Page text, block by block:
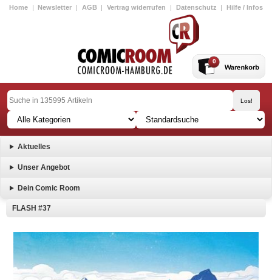
Home | Newsletter | AGB | Vertrag widerrufen | Datenschutz | Hilfe / Infos
0
Aktuelles
Unser Angebot
Dein Comic Room
FLASH #37